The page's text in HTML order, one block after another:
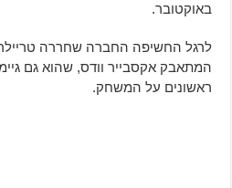
באוקטובר.
לרגל החשיפה החברה שחררה
המתאבק אקסבייר וודס, שהוא גם
ראשונים על המשחק.